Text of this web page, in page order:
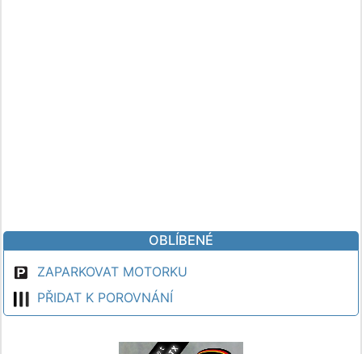
OBLÍBENÉ
ZAPARKOVAT MOTORKU
PŘIDAT K POROVNÁNÍ